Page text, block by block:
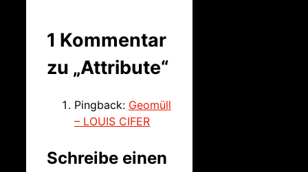
1 Kommentar
zu „Attribute“
Pingback: Geomüll
– LOUIS CIFER
Schreibe einen